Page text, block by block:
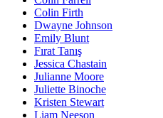
Colin Firth
Dwayne Johnson
Emily Blunt
Fırat Tanış
Jessica Chastain
Julianne Moore
Juliette Binoche
Kristen Stewart
Liam Neeson